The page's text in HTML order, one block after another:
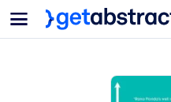
菜单
面向团队与管理者
面向人工智能系统